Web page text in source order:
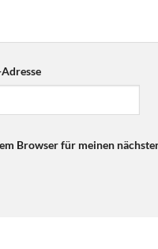
Browser für meinen